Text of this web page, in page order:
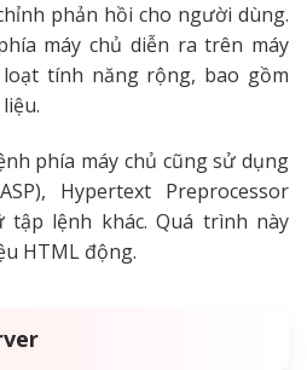
phản hồi cho người dùng.
máy chủ diễn ra trên máy
tính năng rộng, bao gồm
phía máy chủ cũng sử dụng
Hypertext Preprocessor
tập lệnh khác. Quá trình này
HTML động.